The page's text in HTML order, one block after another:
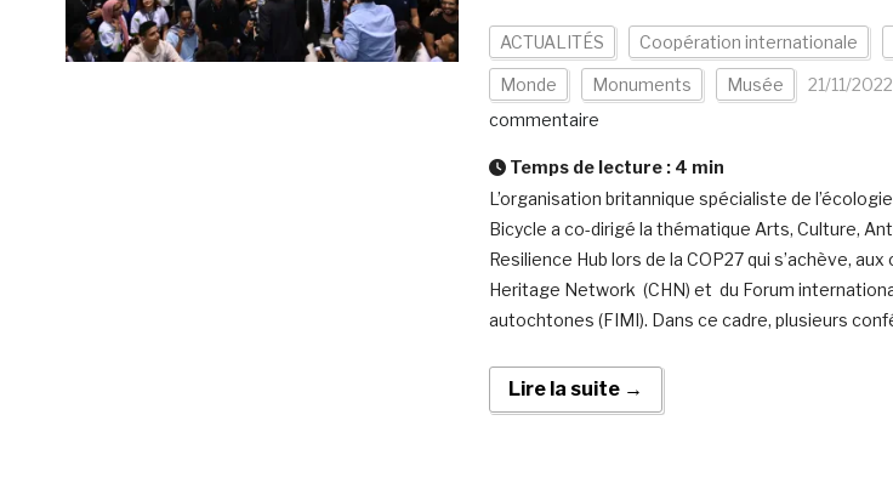
ACTUALITÉS Coopération internationale
Monde Monuments Musée 21/11/2022
commentaire
Temps de lecture : 4 min
L’organisation britannique spécialiste de l’écologie
Bicycle a co-dirigé la thématique Arts, Culture,
Resilience Hub lors de la COP27 qui s’achève,
Heritage Network (CHN) et du Forum
autochtones (FIMI). Dans ce cadre, plusieurs
Lire la suite →